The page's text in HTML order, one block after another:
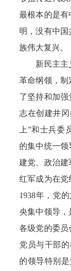
最根本的是有
明，没有中
族伟大复兴。
新民主主义
革命纲领，制
了坚持和加强
志在创建井
上”和士兵委
的集中统一领
建党、政治建
红军成为在党
1938年，党
央集中领导，
各级党的委员
党员与干部
的领导特别是